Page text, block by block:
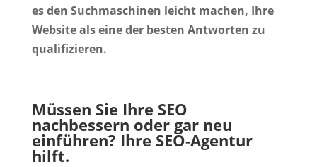
es den Suchmaschinen leicht machen, Ihre
Website als eine der besten Antworten zu
qualifizieren.
Müssen Sie Ihre SEO
nachbessern oder gar neu
einführen? Ihre SEO-Agentur
hilft.